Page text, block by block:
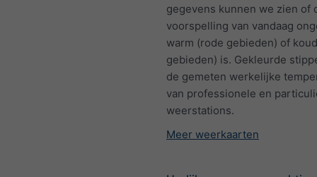
gegevens kunnen we zien of
voorspelling van vandaag
warm (rode gebieden) of
gebieden) is. Gekleurde
de gemeten werkelijke
van professionele en
weerstations.
Meer weerkaarten